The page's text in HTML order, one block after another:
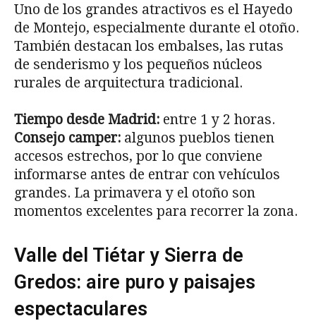
Uno de los grandes atractivos es el Hayedo
de Montejo, especialmente durante el otoño.
También destacan los embalses, las rutas
de senderismo y los pequeños núcleos
rurales de arquitectura tradicional.
Tiempo desde Madrid: entre 1 y 2 horas.
Consejo camper: algunos pueblos tienen
accesos estrechos, por lo que conviene
informarse antes de entrar con vehículos
grandes. La primavera y el otoño son
momentos excelentes para recorrer la zona.
Valle del Tiétar y Sierra de
Gredos: aire puro y paisajes
espectaculares